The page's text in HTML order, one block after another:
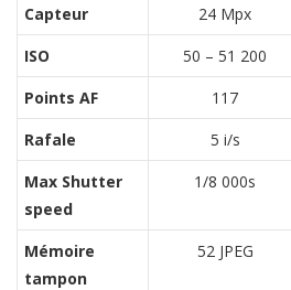
Capteur
24 Mpx
ISO
50 – 51 200
Points AF
117
Rafale
5 i/s
Max Shutter
speed
1/8 000s
Mémoire
tampon
52 JPEG